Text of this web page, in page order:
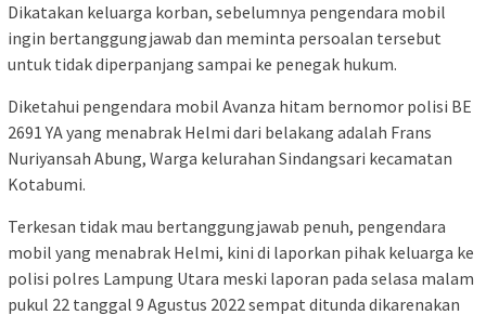
Dikatakan keluarga korban, sebelumnya pengendara mobil
ingin bertanggungjawab dan meminta persoalan tersebut
untuk tidak diperpanjang sampai ke penegak hukum.
Diketahui pengendara mobil Avanza hitam bernomor polisi BE
2691 YA yang menabrak Helmi dari belakang adalah Frans
Nuriyansah Abung, Warga kelurahan Sindangsari kecamatan
Kotabumi.
Terkesan tidak mau bertanggungjawab penuh, pengendara
mobil yang menabrak Helmi, kini di laporkan pihak keluarga ke
polisi polres Lampung Utara meski laporan pada selasa malam
pukul 22 tanggal 9 Agustus 2022 sempat ditunda dikarenakan